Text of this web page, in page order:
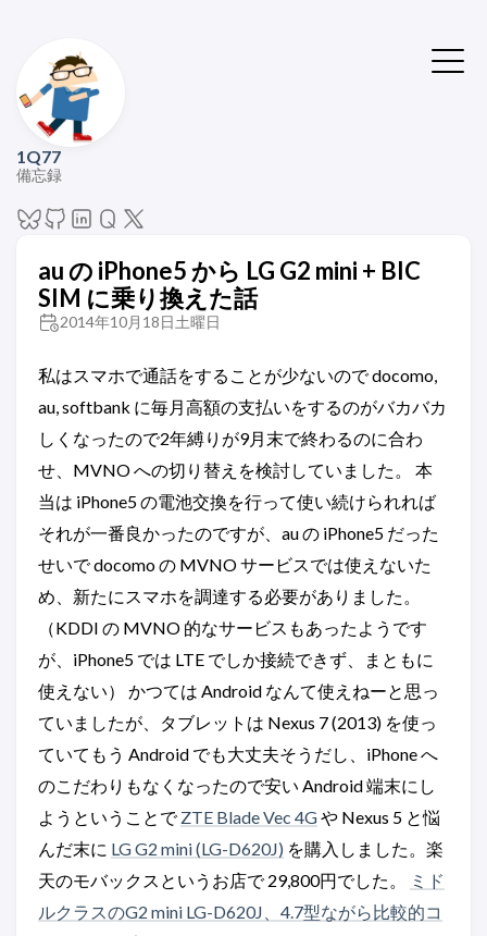
1Q77
備忘録
au の iPhone5 から LG G2 mini + BIC
SIM に乗り換えた話
2014年10月18日土曜日
私はスマホで通話をすることが少ないので docomo,
au, softbank に毎月高額の支払いをするのがバカバカ
しくなったので2年縛りが9月末で終わるのに合わ
せ、MVNO への切り替えを検討していました。 本
当は iPhone5 の電池交換を行って使い続けられれば
それが一番良かったのですが、au の iPhone5 だった
せいで docomo の MVNO サービスでは使えないた
め、新たにスマホを調達する必要がありました。
（KDDI の MVNO 的なサービスもあったようです
が、iPhone5 では LTE でしか接続できず、まともに
使えない） かつては Android なんて使えねーと思っ
ていましたが、タブレットは Nexus 7 (2013) を使っ
ていてもう Android でも大丈夫そうだし、iPhone へ
のこだわりもなくなったので安い Android 端末にし
ようということでZTE Blade Vec 4Gや Nexus 5 と悩
んだ末に LG G2 mini (LG-D620J) を購入しました。楽
天のモバックスというお店で 29,800円でした。
ミド
ルクラスのG2 mini LG-D620J、4.7型ながら比較的コ